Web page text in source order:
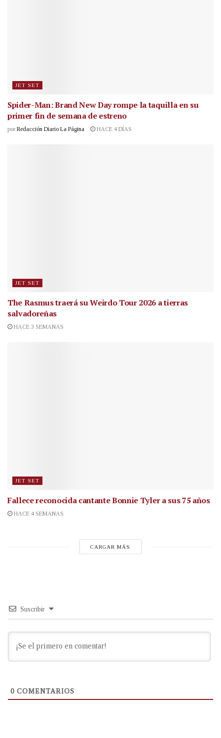
JET SET
Spider-Man: Brand New Day rompe la taquilla en su
primer fin de semana de estreno
por Redacción Diario La Página HACE 4 DÍAS
JET SET
The Rasmus traerá su Weirdo Tour 2026 a tierras
salvadoreñas
HACE 3 SEMANAS
JET SET
Fallece reconocida cantanteBonnie Tyler a sus 75 años
HACE 4 SEMANAS
CARGAR MÁS
Suscribir
0 COMENTARIOS